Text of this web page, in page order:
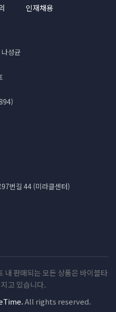
인재채용
성균
번길 44 (미라클센터)
내 판매되는 모든 상품은 바이블타
고 있습니다.
All rights reserved.